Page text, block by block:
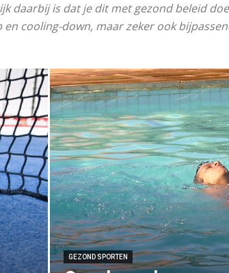
daarbij is dat je dit met gezond beleid
cooling-down, maar zeker ook
GEZOND SPORTEN